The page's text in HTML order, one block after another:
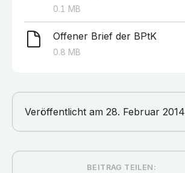
0.1 MB
Offener Brief der BPtK
0.8 MB
Veröffentlicht am 28. Februar 2014
BEITRAG TEILEN: